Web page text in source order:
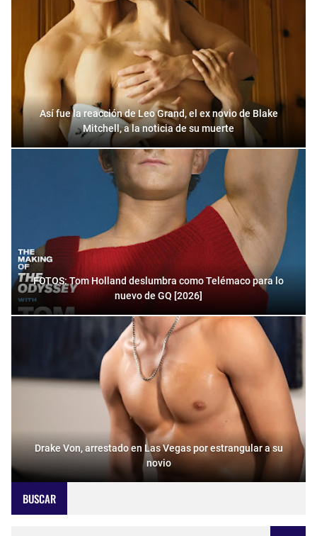
Así fue la reacción de Leo Grand, el ex novio de Blake
Mitchell, a la noticia de su muerte
FOTOS: Tom Holland deslumbra como Telémaco para lo
nuevo de GQ [2026]
Drake Von, arrestado en Las Vegas por estrangular a su
novio
BUSCAR